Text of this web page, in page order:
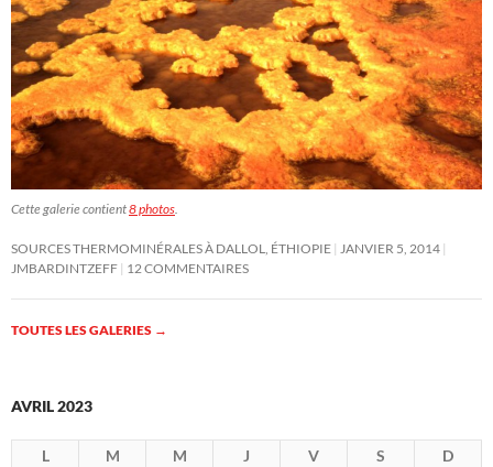
Cette galerie contient8 photos.
SOURCES THERMOMINÉRALES À DALLOL, ÉTHIOPIE JANVIER 5, 2014
JMBARDINTZEFF 12 COMMENTAIRES
TOUTES LES GALERIES →
AVRIL 2023
L M M J V S
D